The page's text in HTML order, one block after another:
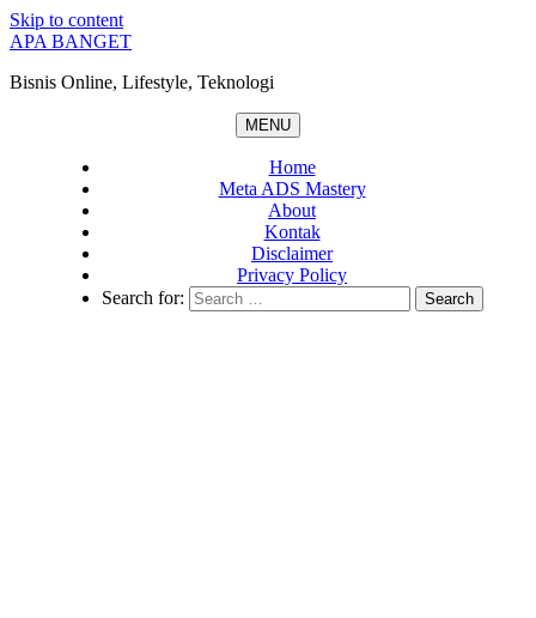
Skip to content
APA BANGET
Bisnis Online, Lifestyle, Teknologi
MENU
Home
Meta ADS Mastery
About
Kontak
Disclaimer
Privacy Policy
Search for: